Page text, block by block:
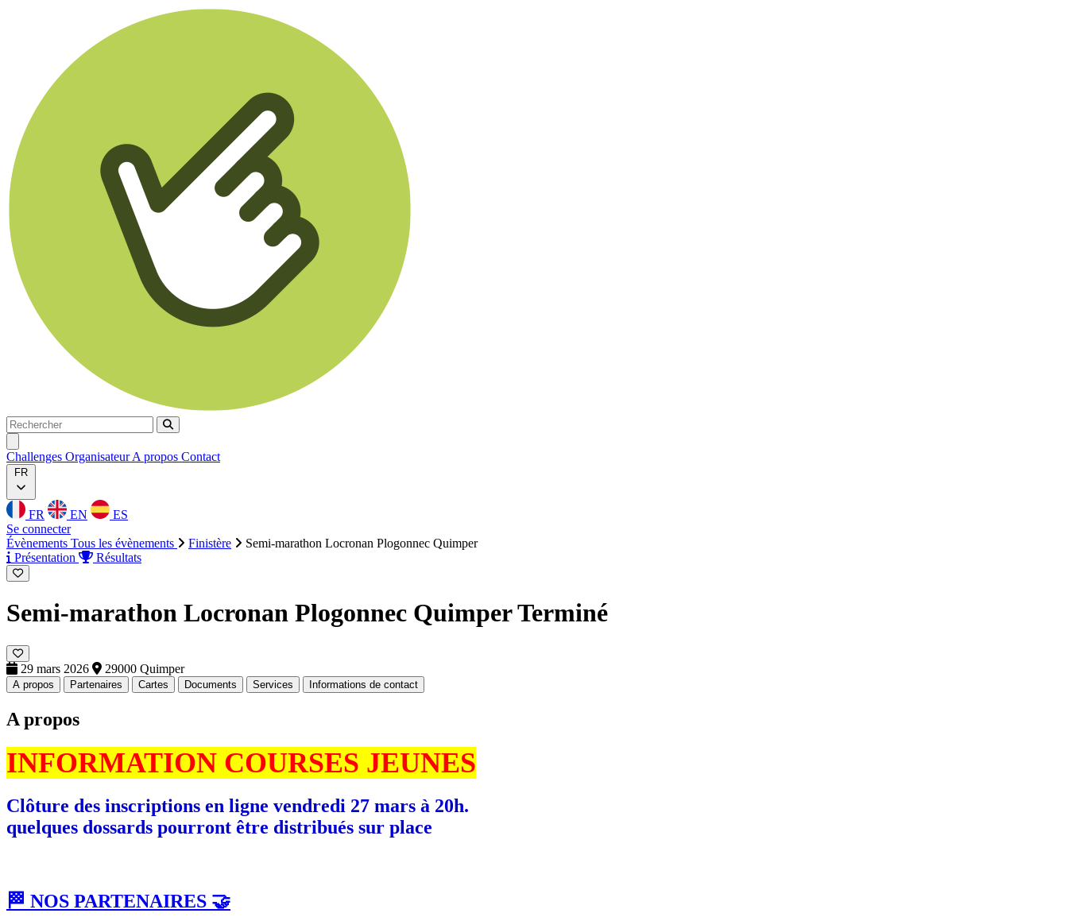
Rechercher
Rechercher
Challenges OrganisateurA propos Contact
FR
FR EN
ES
Se connecter
Évènements Tous les évènements Finistère
Semi-marathon Locronan Plogonnec Quimper
Présentation
Résultats
Semi-marathon Locronan Plogonnec QuimperTerminé
29 mars 2026 29000 Quimper
A propos Partenaires Cartes Documents Services Informations de contact
A propos
INFORMATION COURSES JEUNES
Clôture des inscriptions en ligne vendredi 27 mars à 20h.
quelques dossards pourront être distribués sur place
🏁 NOS PARTENAIRES 🤝